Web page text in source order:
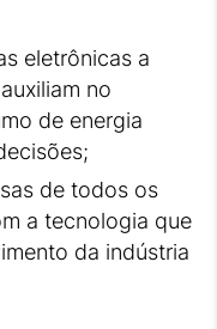
eletrônicas a
no
de energia
de todos os
a tecnologia que
da indústria